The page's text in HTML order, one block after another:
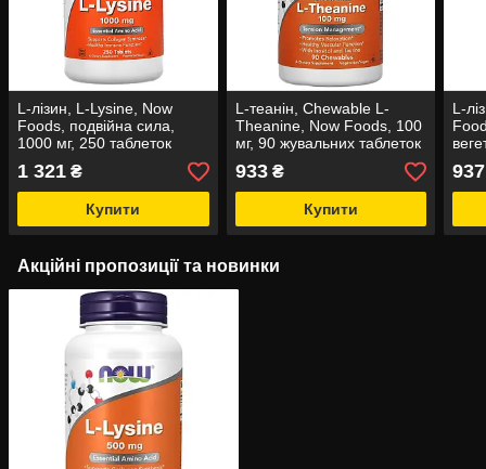
L-лізин, L-Lysine, Now
Foods, подвійна сила,
1000 мг, 250 таблеток
1 321 ₴
Купити
L-теанін, Chewable L-
Theanine, Now Foods, 100
мг, 90 жувальних таблеток
933₴
Купити
L-
937
Акційні пропозиції та новинки